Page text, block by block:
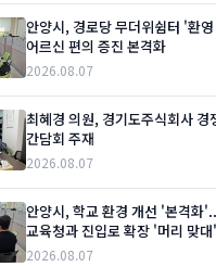
안양시, 경로당 무더위쉼터 '환
어르신 편의 증진 본격화
2026.08.07
최혜경 의원, 경기도주식회사 경
간담회 주재
2026.08.07
안양시, 학교 환경 개선 '본격화
교육청과 진입로 확장 '머리 맞대'
2026.08.07